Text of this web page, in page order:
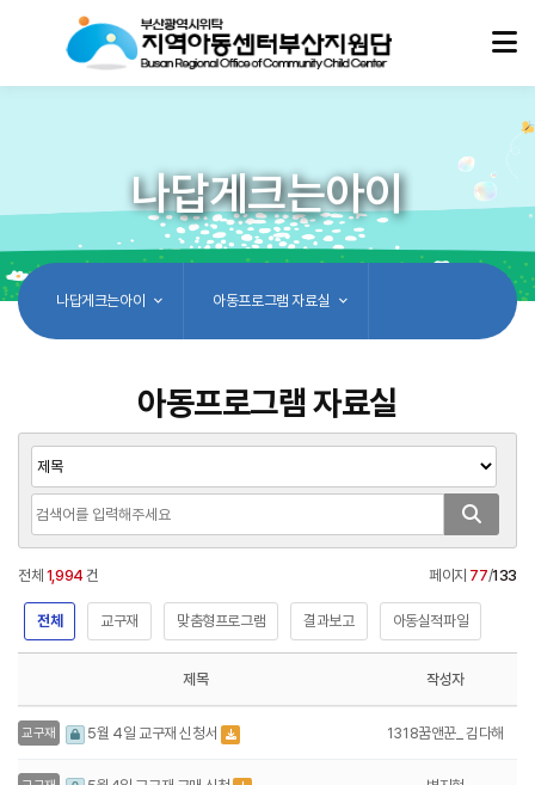
나답게크는아이
나답게크는아이 아동프로그램 자료실
아동프로그램 자료실
전체 1,994 건 페이지 77/133
전체 교구재 맞춤형프로그램 결과보고 아동실적파일
제목 작성자
교구재 5월 4일 교구재 신청서 1318꿈앤꾼_ 김다해